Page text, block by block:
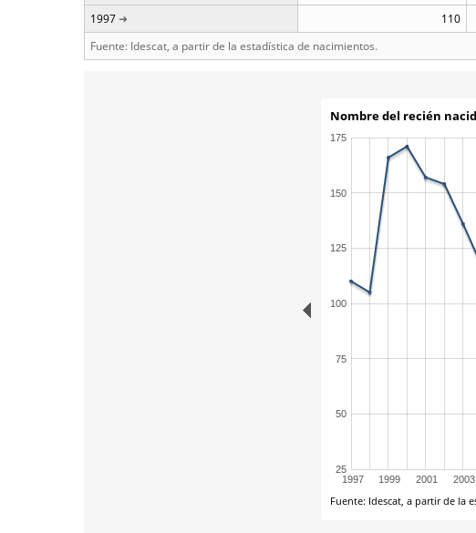
1997
110
Fuente: Idescat, a partir de la estadística de nacimientos.